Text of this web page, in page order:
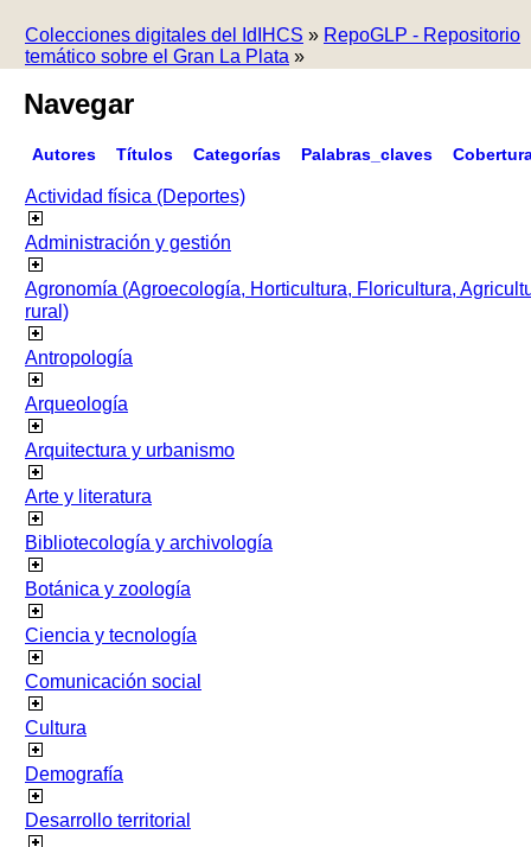
Colecciones digitales del IdIHCS » RepoGLP - Repositorio
temático sobre el Gran La Plata »
Navegar
Autores Títulos Categorías Palabras_claves
Actividad física (Deportes)
Administración y gestión
Agronomía (Agroecología, Horticultura, Floricultura,
rural)
Antropología
Arqueología
Arquitectura y urbanismo
Arte y literatura
Bibliotecología y archivología
Botánica y zoología
Ciencia y tecnología
Comunicación social
Cultura
Demografía
Desarrollo territorial